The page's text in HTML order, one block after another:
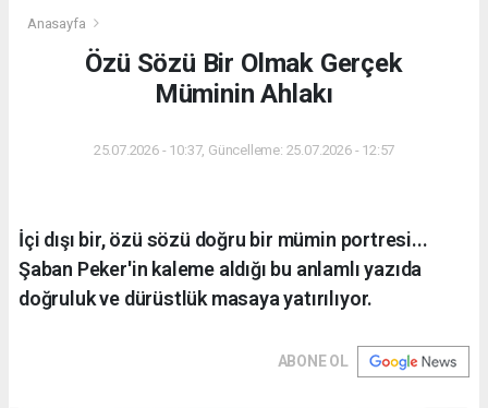
Anasayfa
Özü Sözü Bir Olmak Gerçek
Müminin Ahlakı
25.07.2026 - 10:37, Güncelleme: 25.07.2026 - 12:57
İçi dışı bir, özü sözü doğru bir mümin portresi...
Şaban Peker'in kaleme aldığı bu anlamlı yazıda
doğruluk ve dürüstlük masaya yatırılıyor.
ABONE OL